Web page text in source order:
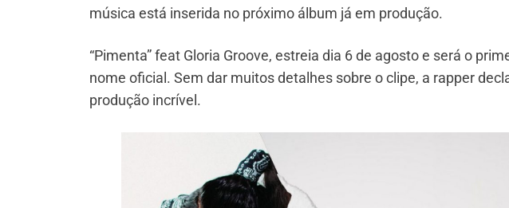
música está inserida no próximo álbum já em produção.
“Pimenta” feat Gloria Groove, estreia dia 6 de agosto e será o
nome oficial. Sem dar muitos detalhes sobre o clipe, a rapper
produção incrível.